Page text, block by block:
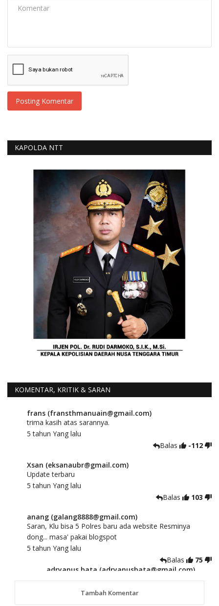
Posting Komentar
KAPOLDA NTT
KOMENTAR, KRITIK & SARAN
frans (fransthmanuain@gmail.com)
trima kasih atas sarannya.
5 tahun Yang lalu
Balas
-112
Xsan (eksanaubr@gmail.com)
Update terbaru
5 tahun Yang lalu
Balas
103
anang (galang8888@gmail.com)
Saran, Klu bisa 5 Polres baru ada website Resminya
dong... masa' pakai blogspot
5 tahun Yang lalu
Balas
75
adryanus bata (adryanusbata@gmail.com)
TKS atas saran dan masukannya, akan kami
tindaklanjutiTambah Komentar